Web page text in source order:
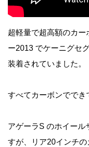
超軽量で超高額のカー
ー2013 でケーニグセ
装着されていました。
すべてカーボンででき
アゲーラS のホイー
すが、リア20インチ